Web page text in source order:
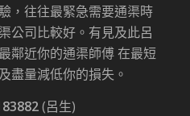
，往往最緊急需要通渠時
公司比較好。有見及此呂
鄰近你的通渠師傅 在最短
盡量減低你的損失。
(呂生)